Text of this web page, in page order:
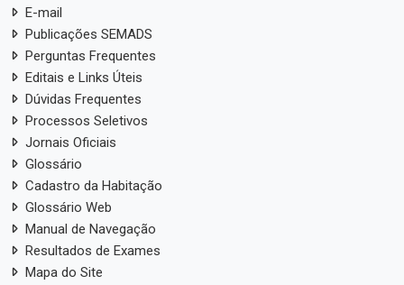
E-mail
Publicações SEMADS
Perguntas Frequentes
Editais e Links Úteis
Dúvidas Frequentes
Processos Seletivos
Jornais Oficiais
Glossário
Cadastro da Habitação
Glossário Web
Manual de Navegação
Resultados de Exames
Mapa do Site